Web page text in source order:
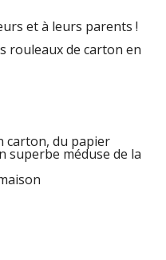
et à leurs parents !
rouleaux de carton en
carton, du papier
superbe méduse de la